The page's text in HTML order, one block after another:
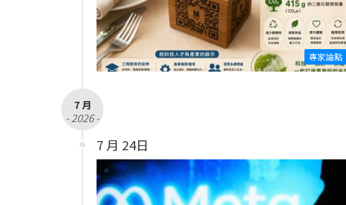
專家論點
7 月
- 2026 -
7 月 24日